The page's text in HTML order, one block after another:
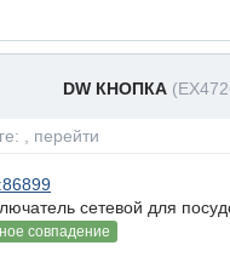
DW КНОПКА
, перейти
сетевой для
совпадение